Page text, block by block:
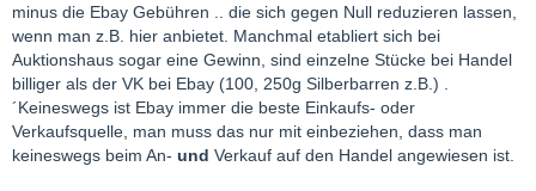
minus die Ebay Gebühren .. die sich gegen Null reduzieren lassen,
wenn man z.B. hier anbietet. Manchmal etabliert sich bei
Auktionshaus sogar eine Gewinn, sind einzelne Stücke bei Handel
billiger als der VK bei Ebay (100, 250g Silberbarren z.B.) .
´Keineswegs ist Ebay immer die beste Einkaufs- oder
Verkaufsquelle, man muss das nur mit einbeziehen, dass man
keineswegs beim An- und Verkauf auf den Handel angewiesen ist.